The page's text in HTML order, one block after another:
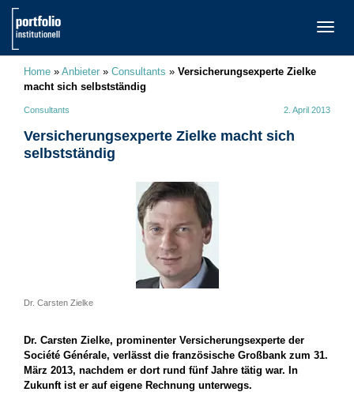
Home » Anbieter » Consultants » Versicherungsexperte Zielke
macht sich selbstständig
Consultants 2. April 2013
Versicherungsexperte Zielke macht sich
selbstständig
Dr. Carsten Zielke
Dr. Carsten Zielke, prominenter Versicherungsexperte der
Société Générale, verlässt die französische Großbank zum 31.
März 2013, nachdem er dort rund fünf Jahre tätig war. In
Zukunft ist er auf eigene Rechnung unterwegs.